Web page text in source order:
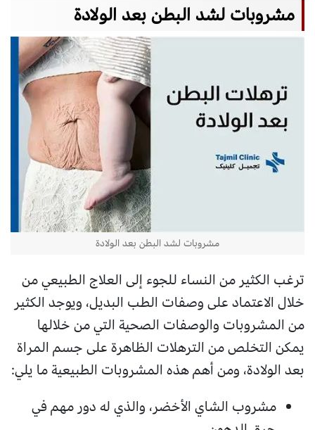
مشروبات لشد البطن بعد الولادة
مشروبات لشد البطن بعد الولادة
ترغب الكثير من النساء للجوء إلى العلاج الطبيعي من
خلال الاعتماد على وصفات الطب البديل، ويوجد الكثير
من المشروبات والوصفات الصحية التي من خلالها
يمكن التخلص من الترهلات الظاهرة على جسم المراة
بعد الولادة، ومن أهم هذه المشروبات الطبيعية ما يلي:
مشروب الشاي الأخضر، والذي له دور مهم في